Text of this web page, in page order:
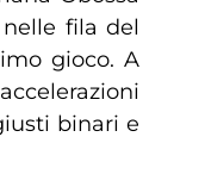
fila del
gioco. A
binari e